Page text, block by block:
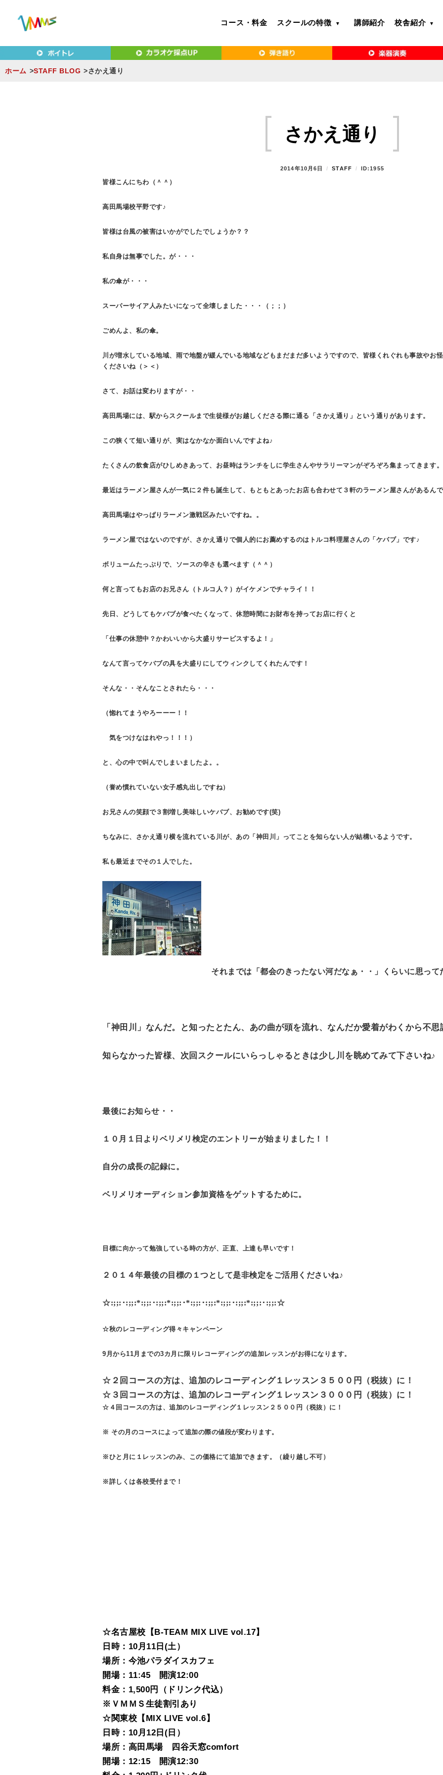
東京（新宿・八王子）・横浜・名古屋・京都で「本気」になれ
MUSIC SCHOOL（ベリーメリー）
東京（新宿・八王子）・横浜・名古屋・京都で「本気」になれるボイトレ教室｜VERY MERRY MUSIC SCHOOL（ベリーメリー）
コース・料金 スクールの特徴 講師紹介 校舎紹介
ホーム STAFF BLOG さかえ通り
さかえ通り
P
2014年10月6日
B
STAFF ID:1955
皆様こんにちわ（＾＾）
高田馬場校平野です♪
皆様は台風の被害はいかがでしたでしょうか？？
私自身は無事でした。が・・・
私の傘が・・・
スーパーサイア人みたいになって全壊しました・・・（；；）
ごめんよ、私の傘。
川が増水している地域、雨で地盤が緩んでいる地域などもまだまだ多いようですので、皆様くれぐれも事故やお
くださいね（＞＜）
さて、お話は変わりますが・・
高田馬場には、駅からスクールまで生徒様がお越しくださる際に通る「さかえ通り」という通りがあります。
この狭くて短い通りが、実はなかなか面白いんですよね♪
たくさんの飲食店がひしめきあって、お昼時はランチをしに学生さんやサラリーマンがぞろぞろ集まってきます。
最近はラーメン屋さんが一気に２件も誕生して、もともとあったお店も合わせて３軒のラーメン屋さんがあるんで
高田馬場はやっぱりラーメン激戦区みたいですね。。
ラーメン屋ではないのですが、さかえ通りで個人的にお薦めするのはトルコ料理屋さんの「ケバブ」です♪
ボリュームたっぷりで、ソースの辛さも選べます（＾＾）
何と言ってもお店のお兄さん（トルコ人？）がイケメンでチャライ！！
先日、どうしてもケバブが食べたくなって、休憩時間にお財布を持ってお店に行くと
「仕事の休憩中？かわいいから大盛りサービスするよ！」
なんて言ってケバブの具を大盛りにしてウィンクしてくれたんです！
そんな・・そんなことされたら・・・
（惚れてまうやろーーー！！
気をつけなはれやっ！！！）
と、心の中で叫んでしまいましたよ。。
（誉め慣れていない女子感丸出しですね）
お兄さんの笑顔で３割増し美味しいケバブ、お勧めです(笑)
ちなみに、さかえ通り横を流れている川が、あの「神田川」ってことを知らない人が結構いるようです。
私も最近までその１人でした。
それまでは「都会のきったない河だなぁ・・」くらいに思って
「神田川」なんだ。と知ったとたん、あの曲が頭を流れ、なんだか愛着がわくから不思
知らなかった皆様、次回スクールにいらっしゃるときは少し川を眺めてみて下さいね♪
最後にお知らせ・・
１０月１日よりベリメリ検定のエントリーが始まりました！！
自分の成長の記録に。
ベリメリオーディション参加資格をゲットするために。
目標に向かって勉強している時の方が、正直、上達も早いです！
２０１４年最後の目標の１つとして是非検定をご活用くださいね♪
☆:;;:･:;;:*:;;:･:;;:*:;;:･*:;;:･:;;:*:;;:･:;;:*:;;:･:;;:☆
☆秋のレコーディング得々キャンペーン
9月から11月までの3カ月に限りレコーディングの追加レッスンがお得になります。
☆２回コースの方は、追加のレコーディング１レッスン３５００円（税抜）に！
☆３回コースの方は、追加のレコーディング１レッスン３０００円（税抜）に！
☆４回コースの方は、追加のレコーディング１レッスン２５００円（税抜）に！
※ その月のコースによって追加の際の値段が変わります。
※ひと月に１レッスンのみ、この価格にて追加できます。（繰り越し不可）
※詳しくは各校受付まで！
☆名古屋校【B-TEAM MIX LIVE vol.17】
日時：10月11 日(土）
場所：今池パラダイスカフェ
開場：11:45 開演12:00
料金：1,500円（ドリンク代込）
※ＶＭＭＳ生徒割引あり
☆関東校【MIX LIVE vol.6】
日時：10月12日(日）
場所：高田馬場 四谷天窓comfort
開場：12:15 開演12:30